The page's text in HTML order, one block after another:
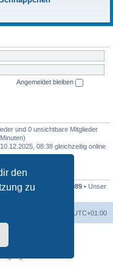
den
zu
Angemeldet bleiben
und 0 unsichtbare Mitglieder
08:38 gleichzeitig online
• Mitglieder insgesamt 1089 • Unser
UTC+01:00
© phpBB Limited
phpBB.de